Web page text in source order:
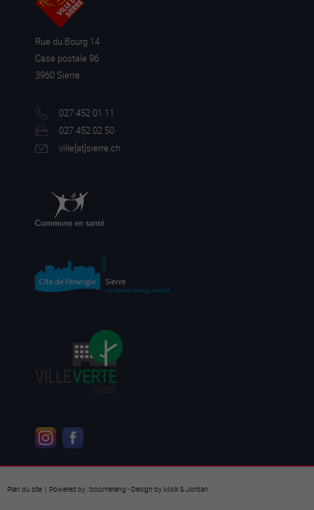
Rue du Bourg 14
Case postale 96
3960 Sierre
027 452 01 11
027 452 02 50
ville[at]sierre.ch
Plan du site | Powered by /boomerang - Design by Molk & Jordan